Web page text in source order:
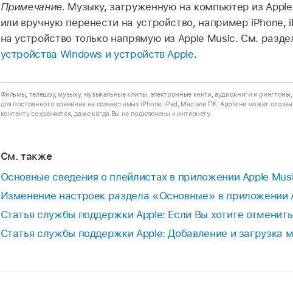
Примечание. Музыку, загруженную на компьютер из
или вручную перенести на устройство, например
на устройство только напрямую из Apple Music. См.
устройства Windows и устройств Apple.
Фильмы, телешоу, музыку, музыкальные клипы, электронные книги, аудиокниги и
для постоянного хранения на совместимых iPhone, iPad, Mac или ПК. Apple не может
контенту сохраняется, даже когда Вы не подключены к интернету.
См. также
Основные сведения о плейлистах в приложении Apple
Изменение настроек раздела «Основные» в приложении
Статья службы поддержки Apple: Если Вы хотите
Статья службы поддержки Apple: Добавление и загрузка